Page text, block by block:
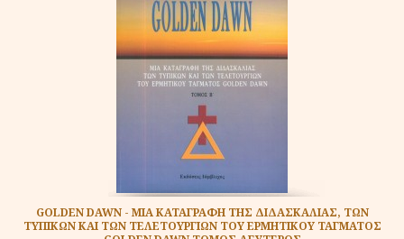
GOLDEN DAWN - ΜΙΑ ΚΑΤΑΓΡΑΦΗ ΤΗΣ ΔΙΔΑΣΚΑΛΙΑΣ, ΤΩΝ
ΤΥΠΙΚΩΝ ΚΑΙ ΤΩΝ ΤΕΛΕΤΟΥΡΓΙΩΝ ΤΟΥ ΕΡΜΗΤΙΚΟΥ ΤΑΓΜΑΤΟΣ